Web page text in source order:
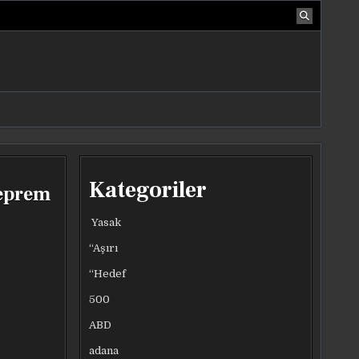
Kategoriler
Yasak
“Aşırı
“Hedef
500
ABD
adana